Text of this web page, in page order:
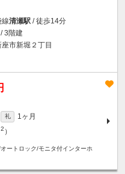
線清瀬駅 / 徒歩14分
3階建
市新堀２丁目
礼
1ヶ月
2 ）
ートロック/モニタ付インターホ